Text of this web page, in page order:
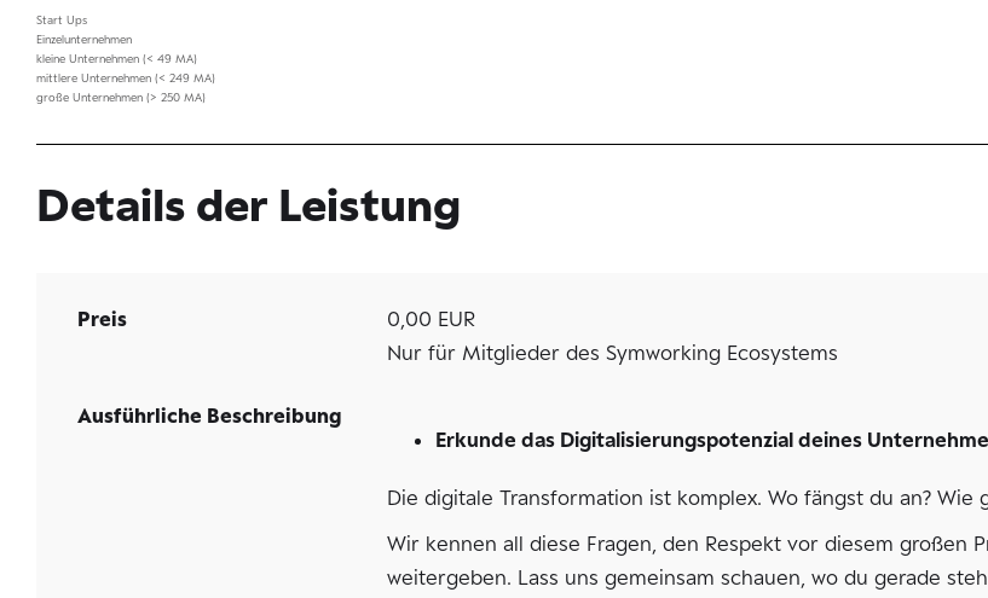
Start Ups
Einzelunternehmen
kleine Unternehmen (< 49 MA)
mittlere Unternehmen (< 249 MA)
große Unternehmen (> 250 MA)
Details der Leistung
Preis
0,00 EUR
Nur für Mitglieder des Symworking Ecosystems
Ausführliche Beschreibung
Erkunde das Digitalisierungspotenzial deines
Die digitale Transformation ist komplex. Wo fängst du an?
Wir kennen all diese Fragen, den Respekt vor diesem großen
weitergeben. Lass uns gemeinsam schauen, wo du gerade